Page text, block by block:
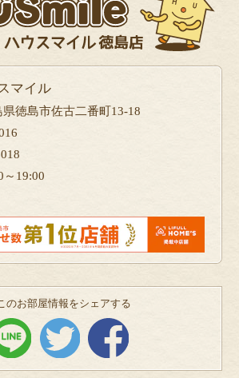
マイル
県徳島市佐古二番町13-18
～19:00
のお部屋情報をシェアする